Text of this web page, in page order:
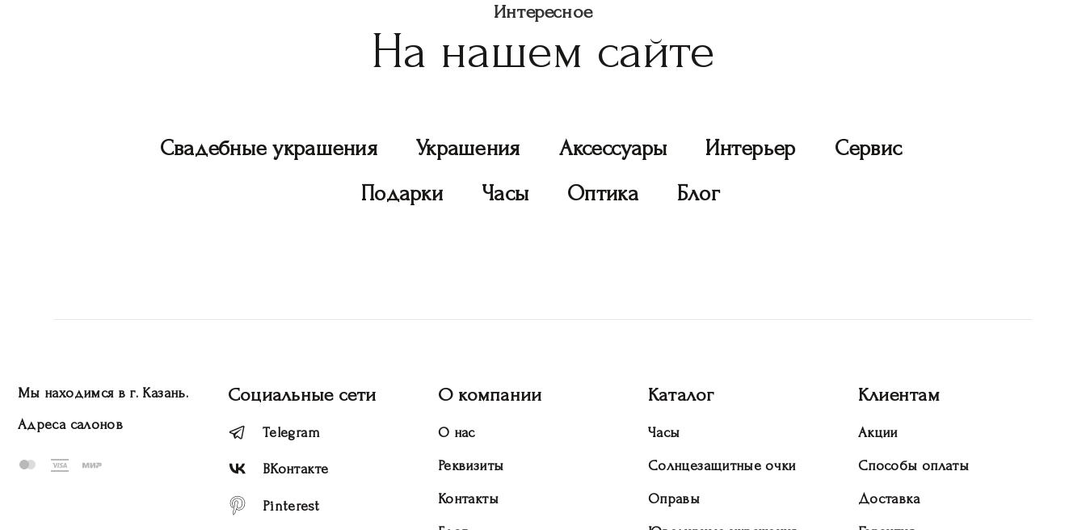
Интересное
На нашем сайте
Свадебные украшения Украшения Аксессуары Интерьер
Сервис
Подарки
Часы Оптика Блог
Мы находимся в г. Казань.
Адреса салонов
Социальные сети
Telegram
ВКонтакте
Pinterest
О компании
О нас
Реквизиты
Контакты
Каталог
Часы
Солнцезащитные очки
Оправы
Клиентам
Акции
Способы оплаты
Доставка